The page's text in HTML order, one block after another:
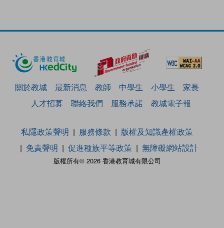
關於教城 最新消息 教師 中學生 小學生
家長
人才招募
聯絡我們 服務承諾 教城電子報
版權所有© 2026 香港教育城有限公司
私隱政策聲明 服務條款
版權及知識產權政策
免責聲明
促進種族平等政策 無障礙網站設計